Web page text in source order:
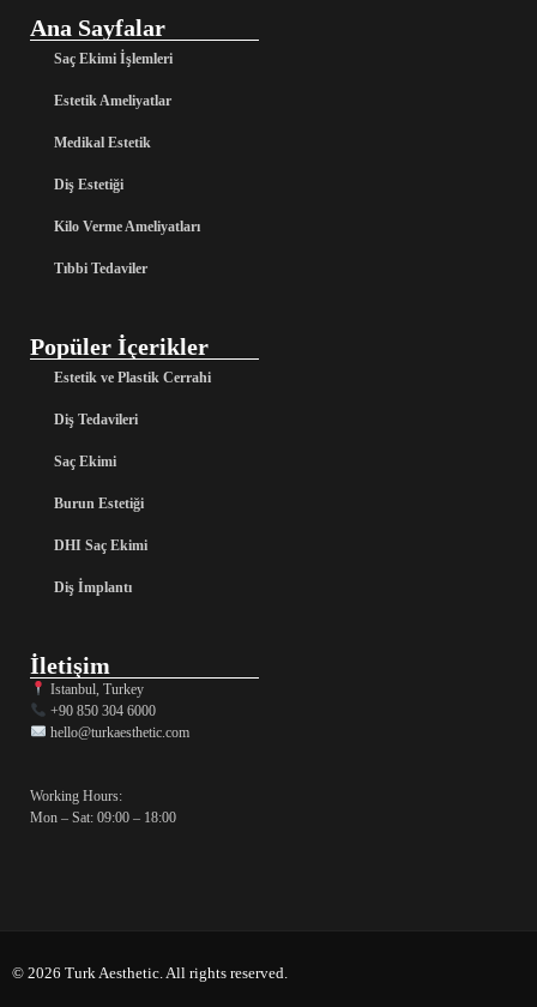
Ana Sayfalar
Saç Ekimi İşlemleri
Estetik Ameliyatlar
Medikal Estetik
Diş Estetiği
Kilo Verme Ameliyatları
Tıbbi Tedaviler
Popüler İçerikler
Estetik ve Plastik Cerrahi
Diş Tedavileri
Saç Ekimi
Burun Estetiği
DHI Saç Ekimi
Diş İmplantı
İletişim
Istanbul, Turkey
+90 850 304 6000
hello@turkaesthetic.com
Working Hours:
Mon – Sat: 09:00 – 18:00
© 2026 Turk Aesthetic. All rights reserved.